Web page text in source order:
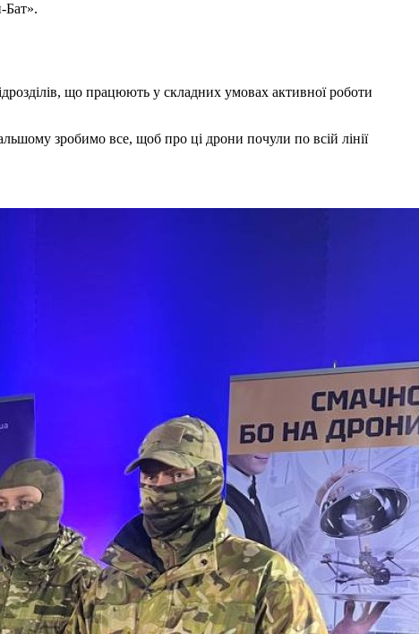
Бат».
що працюють у складних умовах активної роботи
зробимо все, щоб про ці дрони почули по всій лінії